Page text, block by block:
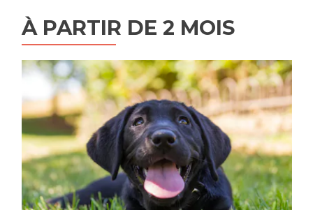
À PARTIR DE 2 MOIS